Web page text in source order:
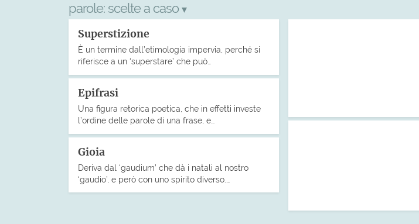
parole: scelte a caso ▾
Superstizione
È un termine dall’etimologia impervia, perché si
riferisce a un ‘superstare’ che può…
Epifrasi
Una figura retorica poetica, che in effetti investe
l’ordine delle parole di una frase, e…
Gioia
Deriva dal ‘gaudium’ che dà i natali al nostro
‘gaudio’, e però con uno spirito diverso.…